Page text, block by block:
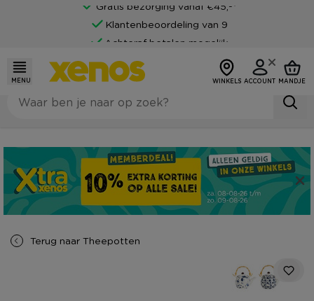
Gratis bezorging vanaf €45,-*
Klantenbeoordeling van 9
Achteraf betalen mogelijk
MENU WINKELS ACCOUNT MANDJE
Terug naar Theepotten